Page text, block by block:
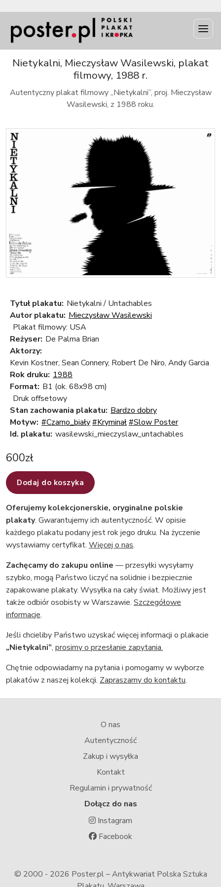
Nietykalni, Mieczysław Wasilewski, plakat
filmowy, 1988 r.
Autentyczny plakat filmowy „Nietykalni”, proj. Mieczysław
Wasilewski, z 1988 roku.
Tytuł plakatu: Nietykalni / Untachables
Autor plakatu: Mieczysław Wasilewski
Plakat filmowy: USA
Reżyser: De Palma Brian
Aktorzy:
Kevin Kostner, Sean Connery, Robert De Niro, Andy Garcia
Rok druku: 1988
Format: B1 (ok. 68x98 cm)
Druk offsetowy
Stan zachowania plakatu: Bardzo dobry
Motyw: #Czarno_biały#Kryminał#Slow Poster
Id. plakatu: wasilewski_mieczyslaw_untachables
600zł
Dodaj do koszyka
Oferujemy kolekcjonerskie, oryginalne polskie
plakaty. Gwarantujemy ich autentyczność. W opisie
każdego plakatu podany jest rok jego druku. Na życzenie
wystawiamy certyfikat. Więcej o nas.
Zachęcamy do zakupu online — przesyłki wysyłamy
szybko, mogą Państwo liczyć na solidnie i bezpiecznie
zapakowane plakaty. Wysyłka na cały świat. Możliwy jest
także odbiór osobisty w Warszawie. Szczegółowe
informacje.
Jeśli chcieliby Państwo uzyskać więcej informacji o plakacie
„Nietykalni”, prosimy o przesłanie zapytania.
Chętnie odpowiadamy na pytania i pomogamy w wyborze
plakatów z naszej kolekcji. Zapraszamy do kontaktu.
O nas
Autentyczność
Zakup i wysyłka
Kontakt
Regulamin i prywatność
Dołącz do nas
Instagram
Facebook
© 2000 - 2026 Poster.pl – Antykwariat Polska Sztuka